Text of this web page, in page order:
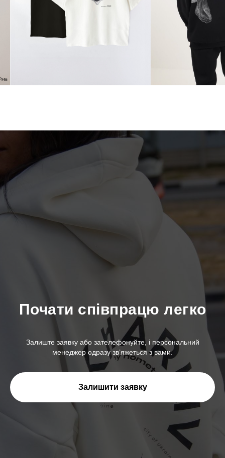
Почати співпрацю легко
Залиште заявку або зателефонуйте, і персональний
менеджер одразу зв’яжеться з вами.
Залишити заявку